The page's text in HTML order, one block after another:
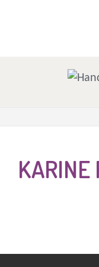
KARINE